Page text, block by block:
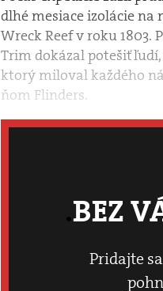
dlhé mesiace izolácie na
Wreck Reef v roku 1803.
Trim dokázal potešiť
ktorý miloval každého
ňom Flinders.
BEZ
Pridajte